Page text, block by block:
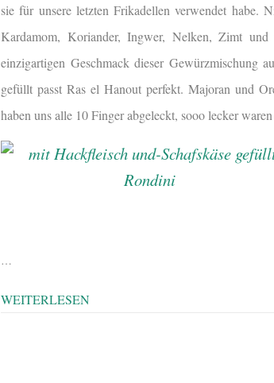
sie für unsere letzten Frikadellen verwendet habe.
Kardamom, Koriander, Ingwer, Nelken, Zimt
einzigartigen Geschmack dieser Gewürzmischung
gefüllt passt Ras el Hanout perfekt. Majoran und
haben uns alle 10 Finger abgeleckt, sooo lecker
…
WEITERLESEN